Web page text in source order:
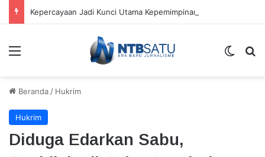
Menu
Beranda / Hukrim
Hukrim
Diduga Edarkan Sabu,